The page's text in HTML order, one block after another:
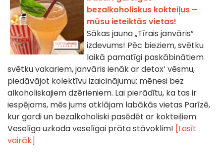
bezalkoholiskus kokteiļus –
mūsu ieteiktās vietas!
Sākas jauna „Tīrais janvāris”
izdevums! Pēc bieziem, svētku
laikā pamatīgi paskābinātiem
svētku vakariem, janvāris ienāk ar detox’ vēsmu,
piedāvājot kolektīvu izaicinājumu: mēnesi bez
alkoholiskajiem dzērieniem. Lai pierādītu, ka tas ir
iespējams, mēs jums atklājam labākās vietas Parīzē,
kur gardi un bezalkoholiski pasēdēt ar kokteiļiem.
Veselīga uzkoda veselīgai prāta stāvoklim! [Lasīt
vairāk]